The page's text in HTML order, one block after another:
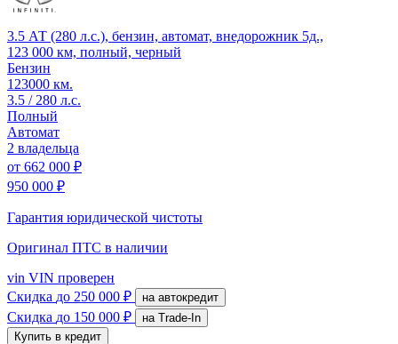
3.5 АТ (280 л.с.), бензин, автомат, внедорожник 5д.,
123 000 км, полный, черный
Бензин
123000 км.
3.5 / 280 л.с.
Полный
Автомат
2 владельца
от 662 000 ₽
950 000 ₽
Гарантия юридической чистоты
Оригинал ПТС в наличии
vin VIN проверен
Скидка до 250 000 ₽ на автокредит
Скидка до 150 000 ₽
на Trade-In
Купить в кредит